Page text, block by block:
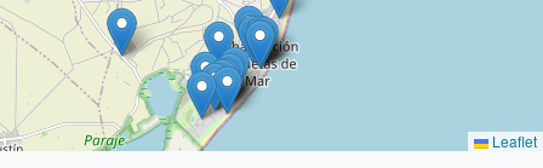
Leaflet